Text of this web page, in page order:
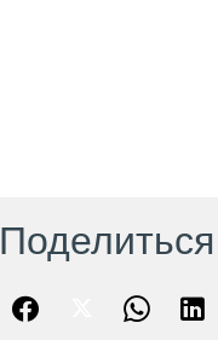
Поделиться